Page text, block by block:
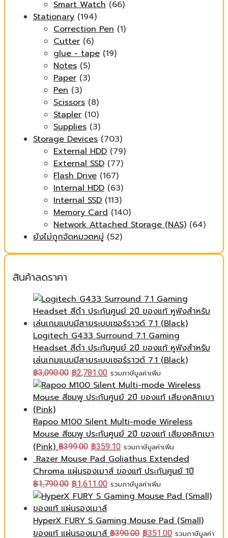
Smart Watch (66)
Stationary (194)
Correction Pen (1)
Cutter (6)
glue - tape (19)
Notes (5)
Paper (3)
Pen (3)
Scissors (8)
Stapler (10)
Supplies (3)
Storage Devices (703)
External HDD (79)
External SSD (77)
Flash Drive (167)
Internal HDD (63)
Internal SSD (113)
Memory Card (140)
Network Attached Storage (NAS) (64)
ยังไม่ถูกจัดหมวดหมู่ (52)
สินค้าลดราคา
Logitech G433 Surround 7.1 Gaming
Headset สีดำ ประกันศูนย์ 2ปี ของแท้ หูฟังสำหรับ
เล่นเกมแบบมีสายระบบเซอร์ราวด์ 7.1 (Black)
฿3,090.00 ฿2,781.00 รวมภาษีมูลค่าเพิ่ม
Rapoo M100 Silent Multi-mode Wireless
Mouse สีชมพู ประกันศูนย์ 2ปี ของแท้ เสียงคลิกเบา
(Pink) ฿399.00 ฿359.10 รวมภาษีมูลค่าเพิ่ม
Razer Mouse Pad Goliathus Extended
Chroma แผ่นรองเมาส์ ของแท้ ประกันศูนย์ 1ปี
฿1,790.00 ฿1,611.00 รวมภาษีมูลค่าเพิ่ม
HyperX FURY S Gaming Mouse Pad (Small)
ของแท้ แผ่นรองเมาส์ ฿390.00 ฿351.00 รวมภาษีมูลค่า